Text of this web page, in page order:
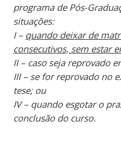
programa de Pós-
situações:
I – quando deixar de
consecutivos, sem estar
II – caso seja reprovado
III – se for reprovado no
tese; ou
IV – quando esgotar o
conclusão do curso.